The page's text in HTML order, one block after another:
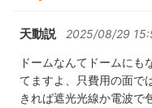
天動説 2025/08/29
ドームなんてドームにも
てますよ、只費用の面で
きれば遮光光線か電波で